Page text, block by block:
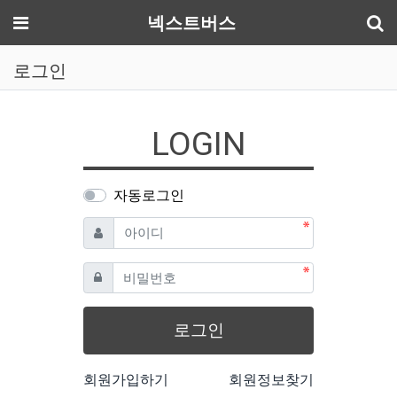
메뉴 넥스트버스
로그인
LOGIN
자동로그인
아이디 필수
비밀번호필수
로그인
회원가입하기 회원정보찾기